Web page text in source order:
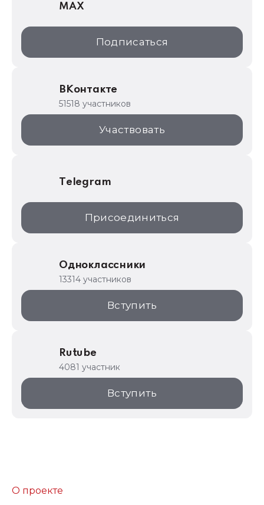
1С:Дистрибьюция
1С:Образование
ИТС.1C.ru
1С:Торговая площадка
MAX
Подписаться
ВКонтакте
51518 участников
Участвовать
Telegram
Присоединиться
Одноклассники
13314 участников
Вступить
Rutube
4081 участник
Вступить
О проекте